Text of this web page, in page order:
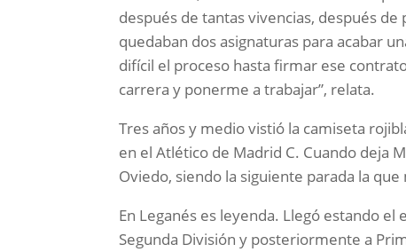
después de tantas vivencias, después
quedaban dos asignaturas para acabar
difícil el proceso hasta firmar ese
carrera y ponerme a trabajar”, relata.
Tres años y medio vistió la camiseta
en el Atlético de Madrid C. Cuando deja
Oviedo, siendo la siguiente parada la
En Leganés es leyenda. Llegó estando
Segunda División y posteriormente a